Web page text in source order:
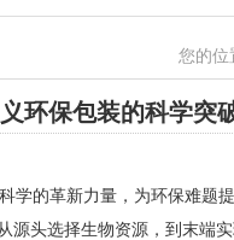
您的位
环保包装的科学突
学的革新力量，为环保难题
头选择生物资源，到末端